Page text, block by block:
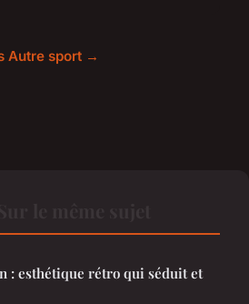
Autre sport →
: esthétique rétro qui séduit et